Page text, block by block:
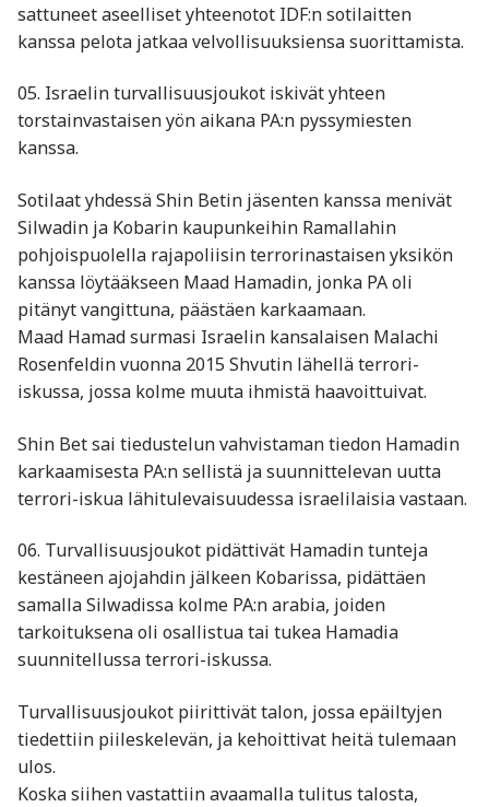
sattuneet aseelliset yhteenotot IDF:n sotilaitten
kanssa pelota jatkaa velvollisuuksiensa suorittamista.
05. Israelin turvallisuusjoukot iskivät yhteen
torstainvastaisen yön aikana PA:n pyssymiesten
kanssa.
Sotilaat yhdessä Shin Betin jäsenten kanssa menivät
Silwadin ja Kobarin kaupunkeihin Ramallahin
pohjoispuolella rajapoliisin terrorinastaisen yksikön
kanssa löytääkseen Maad Hamadin, jonka PA oli
pitänyt vangittuna, päästäen karkaamaan.
Maad Hamad surmasi Israelin kansalaisen Malachi
Rosenfeldin vuonna 2015 Shvutin lähellä terrori-
iskussa, jossa kolme muuta ihmistä haavoittuivat.
Shin Bet sai tiedustelun vahvistaman tiedon Hamadin
karkaamisesta PA:n sellistä ja suunnittelevan uutta
terrori-iskua lähitulevaisuudessa israelilaisia vastaan.
06. Turvallisuusjoukot pidättivät Hamadin tunteja
kestäneen ajojahdin jälkeen Kobarissa, pidättäen
samalla Silwadissa kolme PA:n arabia, joiden
tarkoituksena oli osallistua tai tukea Hamadia
suunnitellussa terrori-iskussa.
Turvallisuusjoukot piirittivät talon, jossa epäiltyjen
tiedettiin piileskelevän, ja kehoittivat heitä tulemaan
ulos.
Koska siihen vastattiin avaamalla tulitus talosta,